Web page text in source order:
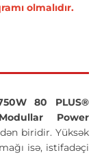
olmalıdır.
80 PLUS®
Power
biridir. Yüksək
isə, istifadəçi